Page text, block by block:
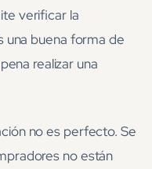
verificar la
una buena forma de
realizar una
no es perfecto. Se
no están